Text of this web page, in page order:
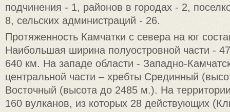
подчинения - 1, районов в городах - 2,
8, сельских администраций - 26.
Протяженность Камчатки с севера на юг
Наибольшая ширина полуостровной части -
640 км. На западе области - Западно-
центральной части – хребты Срединный
Восточный (высота до 2485 м.). На
160 вулканов, из которых 28 действующих